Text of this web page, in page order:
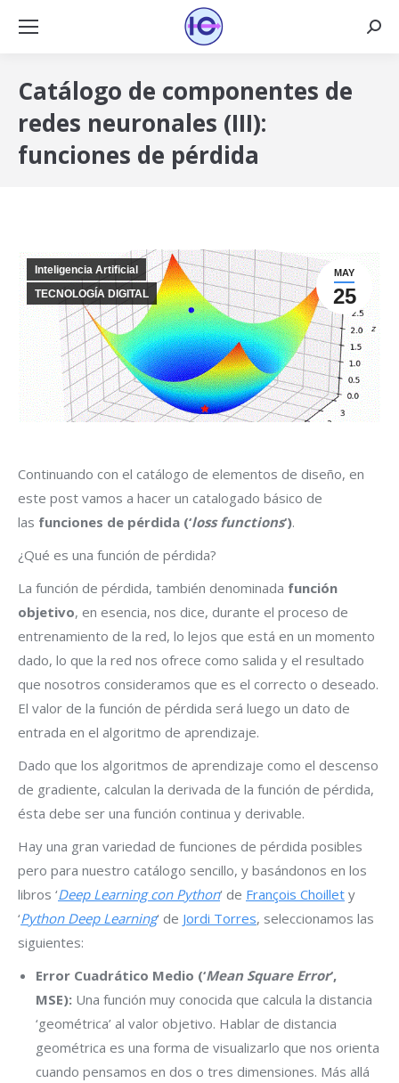
Catálogo de componentes de
redes neuronales (III):
funciones de pérdida
MAY
25
Inteligencia Artificial
TECNOLOGÍA DIGITAL
Continuando con el catálogo de elementos de diseño, en
este post vamos a hacer un catalogado básico de
las funciones de pérdida (‘loss functions‘).
¿Qué es una función de pérdida?
La función de pérdida, también denominada función
objetivo, en esencia, nos dice, durante el proceso de
entrenamiento de la red, lo lejos que está en un momento
dado, lo que la red nos ofrece como salida y el resultado
que nosotros consideramos que es el correcto o deseado.
El valor de la función de pérdida será luego un dato de
entrada en el algoritmo de aprendizaje.
Dado que los algoritmos de aprendizaje como el descenso
de gradiente, calculan la derivada de la función de pérdida,
ésta debe ser una función continua y derivable.
Hay una gran variedad de funciones de pérdida posibles
pero para nuestro catálogo sencillo, y basándonos en los
libros ‘Deep Learning con Python‘ de François Choillet y
‘Python Deep Learning‘ de Jordi Torres, seleccionamos las
siguientes:
Error Cuadrático Medio (‘Mean Square Error‘,
MSE): Una función muy conocida que calcula la distancia
‘geométrica’ al valor objetivo. Hablar de distancia
geométrica es una forma de visualizarlo que nos orienta
cuando pensamos en dos o tres dimensiones. Más allá